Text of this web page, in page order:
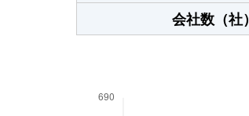
会社数（社）